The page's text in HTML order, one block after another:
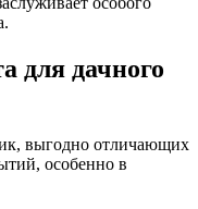
для дачного
выгодно отличающих
особенно в